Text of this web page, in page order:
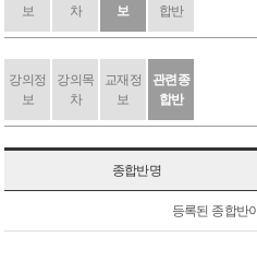
보
차
보
합반
강의정
보
강의목
차
교재정
보
관련종
합반
종합반명
등록된 종합반